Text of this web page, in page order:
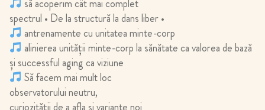
să acoperim cât mai complet
spectrul • De la structură la dans liber •
antrenamente cu unitatea minte-corp
alinierea unității minte-corp la sănătate ca valorea de bază
şi successful aging ca viziune
Să facem mai mult loc
observatorului neutru,